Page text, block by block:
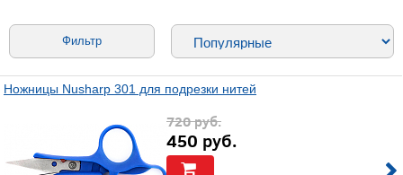
Фильтр
Ножницы Nusharp 301 для подрезки нитей
720руб.
450 руб.